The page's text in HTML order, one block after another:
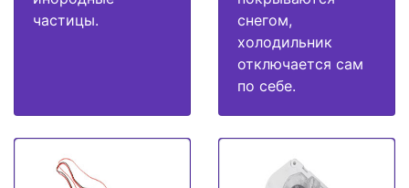
частицы.
снегом,
холодильник
отключается сам
по себе.